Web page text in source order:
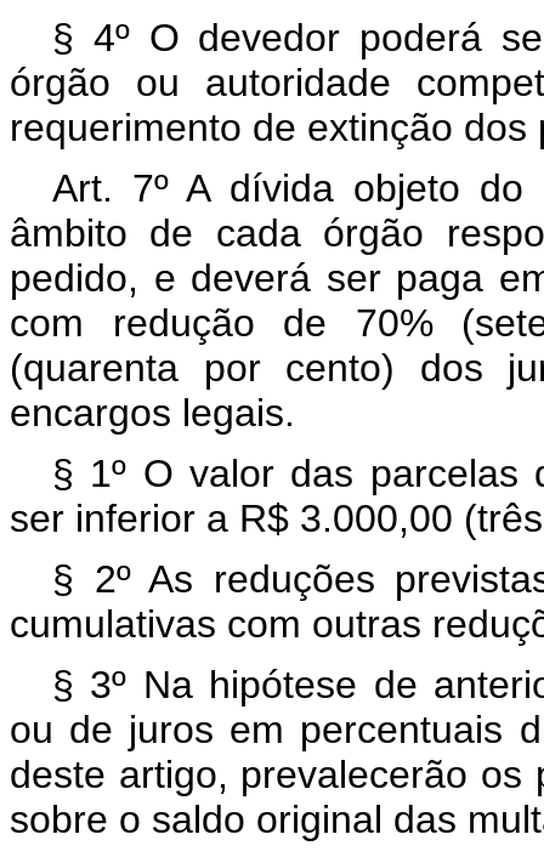
§ 4º O devedor poderá
órgão ou autoridade
requerimento de extinção
Art. 7º A dívida objeto do
âmbito de cada órgão
pedido, e deverá ser paga
com redução de 70%
(quarenta por cento) dos
encargos legais.
§ 1º O valor das parcelas
ser inferior a R$ 3.000,00
§ 2º As reduções
cumulativas com outras
§ 3º Na hipótese de
ou de juros em percentuais
deste artigo, prevalecerão os
sobre o saldo original das